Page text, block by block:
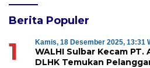
Berita Populer
1 Kamis, 18 Desember 2025, 13:31
WALHI Sulbar Kecam
DLHK Temukan